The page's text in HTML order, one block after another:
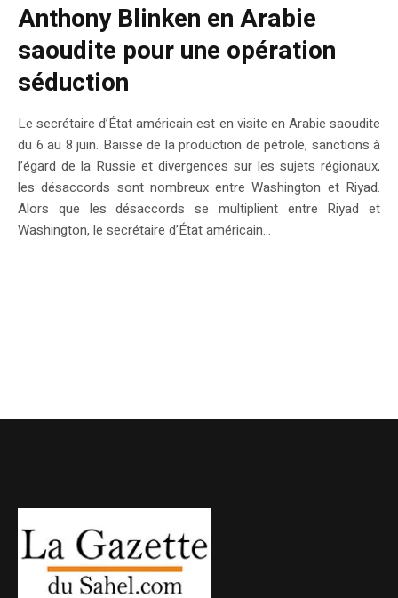
Anthony Blinken en Arabie
saoudite pour une opération
séduction
Le secrétaire d’État américain est en visite en Arabie saoudite
du 6 au 8 juin. Baisse de la production de pétrole, sanctions à
l’égard de la Russie et divergences sur les sujets régionaux,
les désaccords sont nombreux entre Washington et Riyad.
Alors que les désaccords se multiplient entre Riyad et
Washington, le secrétaire d’État américain...